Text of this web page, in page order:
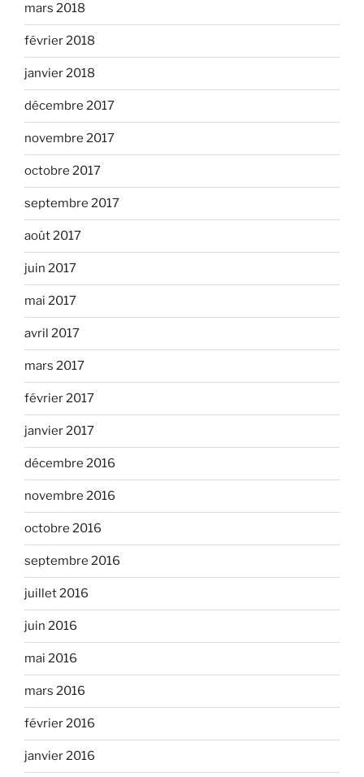
mars 2018
février 2018
janvier 2018
décembre 2017
novembre 2017
octobre 2017
septembre 2017
août 2017
juin 2017
mai 2017
avril 2017
mars 2017
février 2017
janvier 2017
décembre 2016
novembre 2016
octobre 2016
septembre 2016
juillet 2016
juin 2016
mai 2016
mars 2016
février 2016
janvier 2016